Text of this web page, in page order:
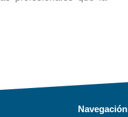
Navegación